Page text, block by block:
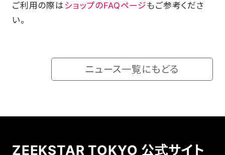
ご利用の際は ショップのFAQページもご参考くださ
い。
ニュース一覧にもどる
ZEEKSTAR TOKYO 公式サイト